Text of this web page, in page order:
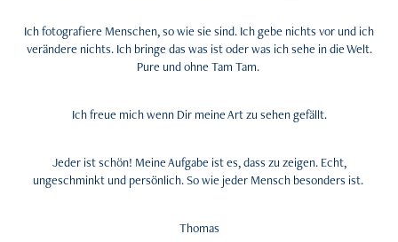
​Ich fotografiere Menschen, so wie sie sind. Ich gebe nichts vor und ich
verändere nichts. Ich bringe das was ist oder was ich sehe in die Welt.
Pure und ohne Tam Tam. ​
Ich freue mich wenn Dir meine Art zu sehen gefällt.
​Jeder ist schön! Meine Aufgabe ist es, dass zu zeigen. Echt,
ungeschminkt und persönlich. So wie jeder Mensch besonders ist. ​
Thomas